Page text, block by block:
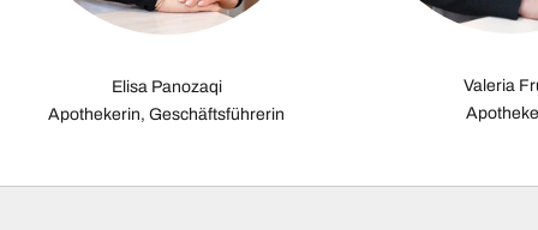
Elisa Panozaqi
Apothekerin, Geschäftsführerin
Valeria